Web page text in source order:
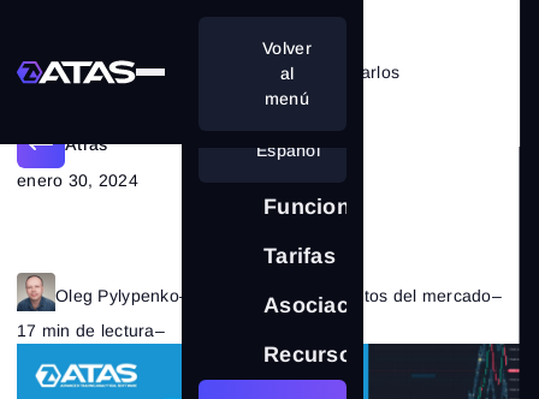
Funciones
Tarifas
Asociación
Recursos
Español
Volver
al
menú
Tipos de volúmenes y cómo analizarlos
Atrás
enero 30, 2024
Oleg Pylypenko– Categoría: Fundamentos del mercado–
17 min de lectura–